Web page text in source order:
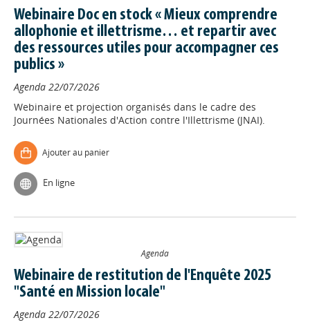
Webinaire Doc en stock « Mieux comprendre
allophonie et illettrisme… et repartir avec
des ressources utiles pour accompagner ces
publics »
Agenda 22/07/2026
Webinaire et projection organisés dans le cadre des
Journées Nationales d'Action contre l'Illettrisme (JNAI).
Ajouter au panier
En ligne
Agenda
Webinaire de restitution de l'Enquête 2025
"Santé en Mission locale"
Agenda 22/07/2026